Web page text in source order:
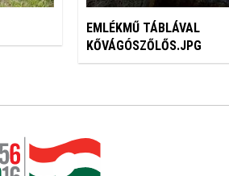
EMLÉKMŰ TÁBLÁVAL
KŐVÁGÓSZŐLŐS.JPG